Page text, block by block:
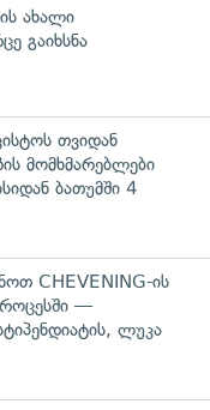
ახალი
გაიხსნა
თვიდან
მომხმარებლები
ბათუმში 4
CHEVENING-ის
—
ლუკა